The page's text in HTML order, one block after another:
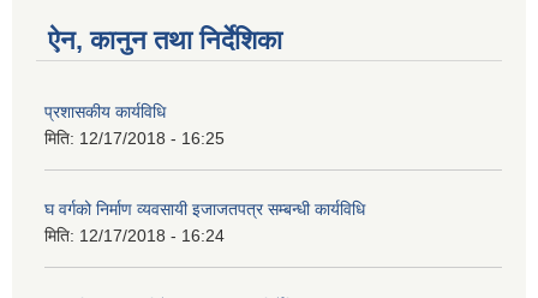
ऐन, कानुन तथा निर्देशिका
प्रशासकीय कार्यविधि
मिति: 12/17/2018 - 16:25
घ वर्गको निर्माण व्यवसायी इजाजतपत्र सम्बन्धी कार्यविधि
मिति: 12/17/2018 - 16:24